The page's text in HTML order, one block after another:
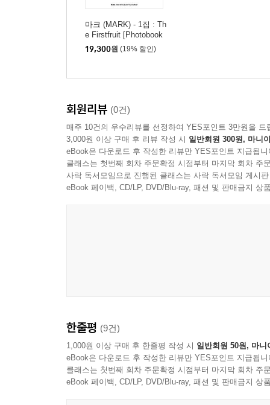
마크 (MARK) - 1집 : Th
e Firstfruit [Photobook
Ver.][3종 중 1종 랜덤발
송]
19,300원 (19% 할인)
회원리뷰 (0건)
매주 10건의 우수리뷰를 선정하여 YES포인트 3만원을 드
3,000원 이상 구매 후 리뷰 작성 시 일반회원 300원, 마니
eBook은 다운로드 후 작성한 리뷰만 YES포인트 지급됩니
클래스는 첫번째 회차 주문확정 시점부터 마지막 회차 주
사락 독서모임으로 진행된 클래스는 사락 독서모임 게시
eBook 페이백, CD/LP, DVD/Blu-ray, 패션 및 판매금지 상
한줄평 (9건)
1,000원 이상 구매 후 한줄평 작성 시 일반회원 50원, 마니
eBook은 다운로드 후 작성한 리뷰만 YES포인트 지급됩니
클래스는 첫번째 회차 주문확정 시점부터 마지막 회차 주
eBook 페이백, CD/LP, DVD/Blu-ray, 패션 및 판매금지 상